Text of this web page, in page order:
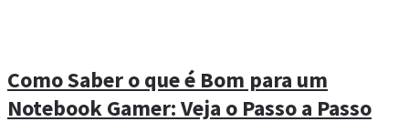
Como Saber o que é Bom para um
Notebook Gamer: Veja o Passo a Passo